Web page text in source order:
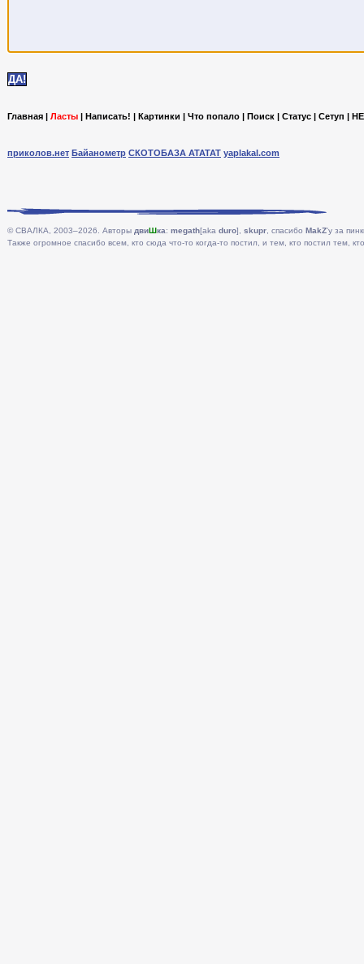
Главная | Ласты | Написать! | Картинки | Что попало | Поиск | Статус | Сетуп |
приколов.нет Байанометр СКОТОБАЗА АТАТАТ yaplakal.com
© СВАЛКА, 2003–2026. Авторы двиШка: megath[aka duro], skupr , спасибо MakZ'у за
Также огромное спасибо всем, кто сюда что-то когда-то постил, и тем, кто постил тем,